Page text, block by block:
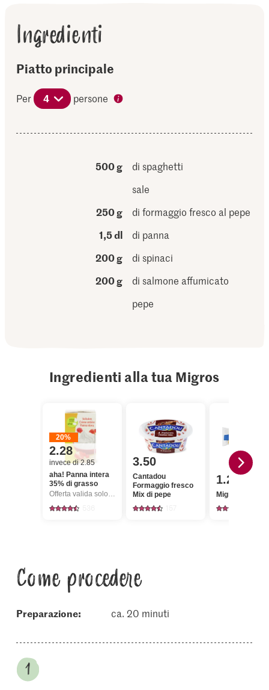
Ingredienti
Piatto principale
Per 4 persone
500 g
di spaghetti
sale
250 g
di formaggio fresco al pepe
1,5 dl
di panna
200 g
di spinaci
200 g
di salmone affumicato
pepe
Ingredienti alla tua Migros
20%
2.28
invece di 2.85
aha! Panna intera
35% di grasso
Offerta valida solo dal 6.8 al 12.8.2026, fino a esaurimento dello stock.
3.50
Cantadou
Formaggio fresco
Mix di pepe
1.20
Migros
Come procedere
Preparazione: ca. 20 minuti